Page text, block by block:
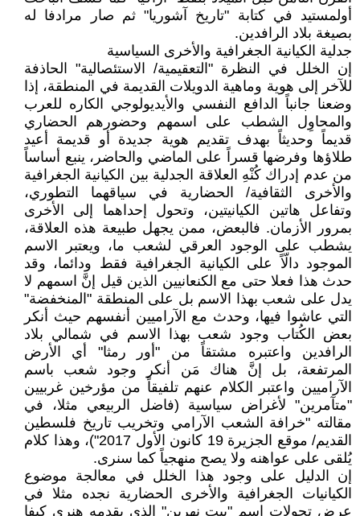
أولمستيد في كتابة "تاريخ آشوريا" ثم صار مرادفا له
بصيغة بلاد الرافدين.
جدلية الكيانية الجغرافية والأخرى السياسية
إن الخلل في النظرة "التعقيمية/ الاستئصالية" الحاذفة
للآخر إلى هوية وماهية الدويلات القديمة في المنطقة، إذا
وضعنا جانباً الدافع النفسي والأيديولوجي الكاره للعرب
والمحاوِل الشطب على اسمهم وحضورهم الحضاري
قديماً وحديثاً بهدف تقديم هوية جديدة أو قديمة أعيد
طلاؤها وفرضها قسراً على الماضي والحاضر، ينبع أساساً
من عدم إدراك كُنْهِ العلاقة الجدلية بين الكيانية الجغرافية
والأخرى الثقافية/ الحضارية في سياقهما التطوري،
وتفاعل هاتين الكيانيتين، وتحول إحداهما إلى الأخرى
بمرور الأزمان. فالبعض، ممن يجهل طبيعة هذه العلاقة،
يشطب على الوجود العرقي لشعب ما، ويعتبر الاسم
الموجود دالّاً على الكيانية الجغرافية فقط ودائما، وقد
حدث هذا فعلا حتى مع الكنعانيين الذين قيل إنَّ اسمهم لا
يدل على شعب بهذا الاسم بل على المنطقة "المنخفضة"
التي عاشوا فيها، وحدث مع الآراميين أنفسهم حيث أنكر
بعض الكُتاب وجود شعب بهذا الاسم في شمالي بلاد
الرافدين واعتبره مشتقاً من "أور رمثا" أي الأرض
المرتفعة، بل إنَّ هناك مَن أنكر وجود شعب باسم
الآراميين واعتبر الكلام عنهم تلفيقاً من مؤرخين غربيين
"متآمرين" لأغراض سياسية (فاضل الربيعي مثلا، في
مقالته "خرافة الشعب الآرامي وتخريب تاريخ فلسطين
القديم/ موقع الجزيرة 19 كانون الأول 2017")، وهذا كلام
يُلقى على عواهنه ولا يصح منهجياً كما سنرى.
إن الدليل على وجود هذا الخلل في معالجة موضوع
الكيانيات الجغرافية والأخرى الحضارية نجده مثلا في
عرض تحولات اسم "بيت نهرين" الذي يقدمه هنري كيفا